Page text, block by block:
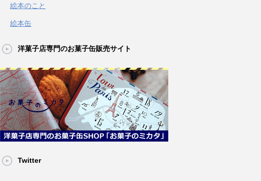
絵本のこと
絵本缶
洋菓子店専門のお菓子缶販売サイト
Twitter